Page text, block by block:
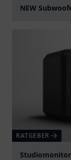
NEW
RATGEBER